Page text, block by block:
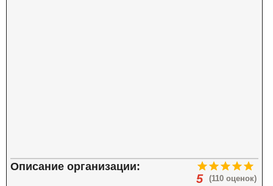
(110 оценок)
5
Описание организации: